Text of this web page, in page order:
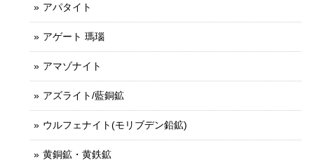
アパタイト
アゲート 瑪瑙
アマゾナイト
アズライト/藍銅鉱
ウルフェナイト(モリブデン鉛鉱)
黄銅鉱・黄鉄鉱